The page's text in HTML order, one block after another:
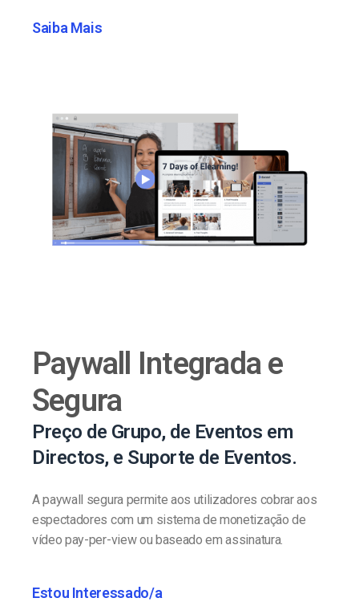
Saiba Mais
Paywall Integrada e
Segura
Preço de Grupo, de Eventos em
Directos, e Suporte de Eventos.
A paywall segura permite aos utilizadores cobrar aos
espectadores com um sistema de monetização de
vídeo pay-per-view ou baseado em assinatura.
Estou Interessado/a